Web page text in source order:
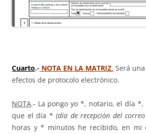
Cuarto.- NOTA EN LA MATRIZ. Será
efectos de protocolo electrónico.
NOTA.- La pongo yo *, notario, el día
que el día * (día de recepción del
horas y * minutos he recibido, en mi